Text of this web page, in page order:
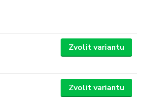
Zvolit variantu
Zvolit variantu